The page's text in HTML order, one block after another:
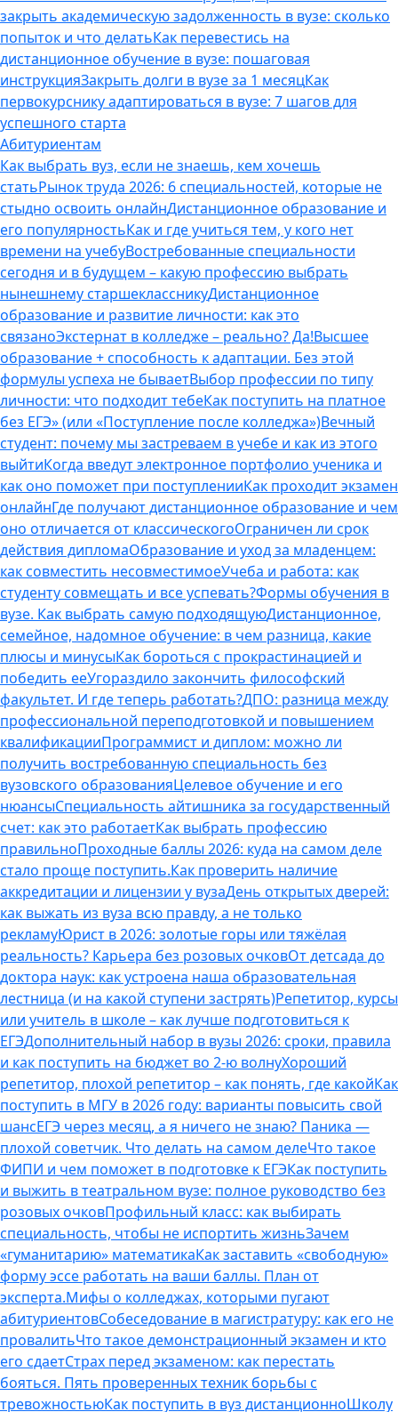
закрыть академическую задолженность в вузе: сколько
попыток и что делатьКак перевестись на
дистанционное обучение в вузе: пошаговая
инструкцияЗакрыть долги в вузе за 1 месяцКак
первокурснику адаптироваться в вузе: 7 шагов для
успешного старта
Абитуриентам
Как выбрать вуз, если не знаешь, кем хочешь
статьРынок труда 2026: 6 специальностей, которые не
стыдно освоить онлайнДистанционное образование и
его популярностьКак и где учиться тем, у кого нет
времени на учебуВостребованные специальности
сегодня и в будущем – какую профессию выбрать
нынешнему старшеклассникуДистанционное
образование и развитие личности: как это
связаноЭкстернат в колледже – реально? Да!Высшее
образование + способность к адаптации. Без этой
формулы успеха не бываетВыбор профессии по типу
личности: что подходит тебеКак поступить на платное
без ЕГЭ» (или «Поступление после колледжа»)Вечный
студент: почему мы застреваем в учебе и как из этого
выйтиКогда введут электронное портфолио ученика и
как оно поможет при поступленииКак проходит экзамен
онлайнГде получают дистанционное образование и чем
оно отличается от классическогоОграничен ли срок
действия дипломаОбразование и уход за младенцем:
как совместить несовместимоеУчеба и работа: как
студенту совмещать и все успевать?Формы обучения в
вузе. Как выбрать самую подходящуюДистанционное,
семейное, надомное обучение: в чем разница, какие
плюсы и минусыКак бороться с прокрастинацией и
победить ееУгораздило закончить философский
факультет. И где теперь работать?ДПО: разница между
профессиональной переподготовкой и повышением
квалификацииПрограммист и диплом: можно ли
получить востребованную специальность без
вузовского образованияЦелевое обучение и его
нюансыСпециальность айтишника за государственный
счет: как это работаетКак выбрать профессию
правильноПроходные баллы 2026: куда на самом деле
стало проще поступить.Как проверить наличие
аккредитации и лицензии у вузаДень открытых дверей:
как выжать из вуза всю правду, а не только
рекламуЮрист в 2026: золотые горы или тяжёлая
реальность? Карьера без розовых очковОт детсада до
доктора наук: как устроена наша образовательная
лестница (и на какой ступени застрять)Репетитор, курсы
или учитель в школе – как лучше подготовиться к
ЕГЭДополнительный набор в вузы 2026: сроки, правила
и как поступить на бюджет во 2‑ю волнуХороший
репетитор, плохой репетитор – как понять, где какойКак
поступить в МГУ в 2026 году: варианты повысить свой
шансЕГЭ через месяц, а я ничего не знаю? Паника —
плохой советчик. Что делать на самом делеЧто такое
ФИПИ и чем поможет в подготовке к ЕГЭКак поступить
и выжить в театральном вузе: полное руководство без
розовых очковПрофильный класс: как выбирать
специальность, чтобы не испортить жизньЗачем
«гуманитарию» математикаКак заставить «свободную»
форму эссе работать на ваши баллы. План от
эксперта.Мифы о колледжах, которыми пугают
абитуриентовСобеседование в магистратуру: как его не
провалитьЧто такое демонстрационный экзамен и кто
его сдаетСтрах перед экзаменом: как перестать
бояться. Пять проверенных техник борьбы с
тревожностьюКак поступить в вуз дистанционноШколу